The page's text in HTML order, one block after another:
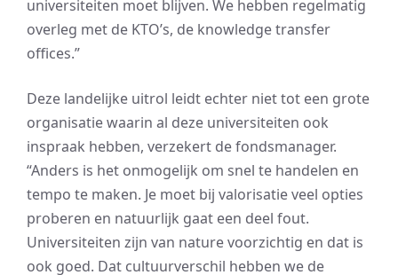
universiteiten moet blijven. We hebben regelmatig
overleg met de KTO’s, de knowledge transfer
offices.”
Deze landelijke uitrol leidt echter niet tot een grote
organisatie waarin al deze universiteiten ook
inspraak hebben, verzekert de fondsmanager.
“Anders is het onmogelijk om snel te handelen en
tempo te maken. Je moet bij valorisatie veel opties
proberen en natuurlijk gaat een deel fout.
Universiteiten zijn van nature voorzichtig en dat is
ook goed. Dat cultuurverschil hebben we de